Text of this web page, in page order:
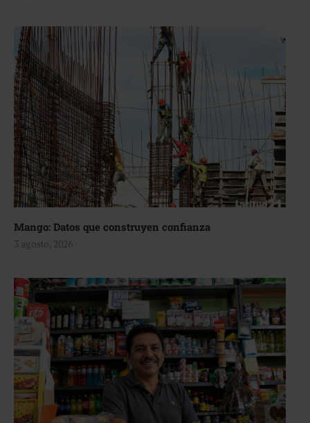
Mango: Datos que construyen confianza
3 agosto, 2026